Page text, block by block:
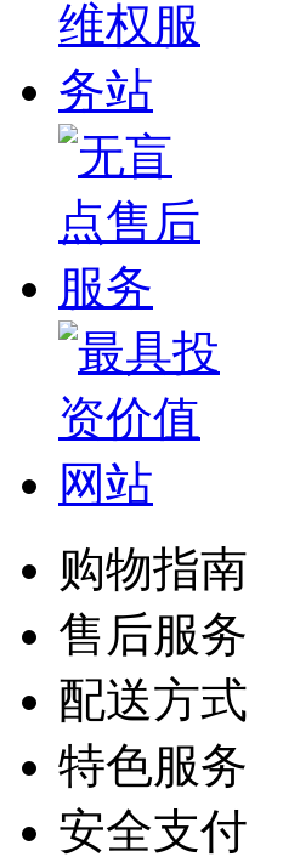
购物指南
售后服务
配送方式
特色服务
安全支付